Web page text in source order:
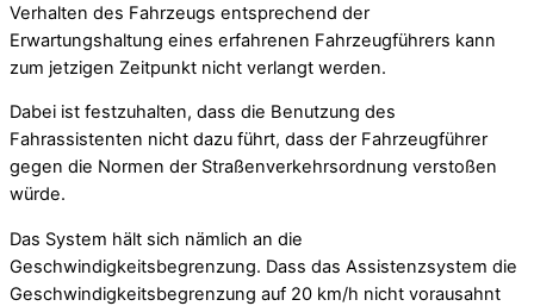
Verhalten des Fahrzeugs entsprechend der
Erwartungshaltung eines erfahrenen Fahrzeugführers kann
zum jetzigen Zeitpunkt nicht verlangt werden.
Dabei ist festzuhalten, dass die Benutzung des
Fahrassistenten nicht dazu führt, dass der Fahrzeugführer
gegen die Normen der Straßenverkehrsordnung verstoßen
würde.
Das System hält sich nämlich an die
Geschwindigkeitsbegrenzung. Dass das Assistenzsystem die
Geschwindigkeitsbegrenzung auf 20 km/h nicht vorausahnt